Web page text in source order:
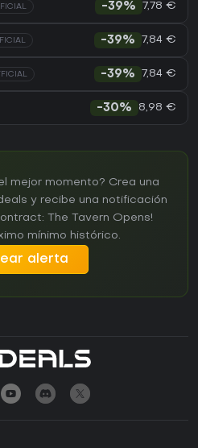
-39% 7,78 €
-39% 7,84 €
-39% 7,84 €
-30% 8,98 €
mejor momento? Crea una
y recibe una notificación
The Tavern Opens!
mínimo histórico.
alerta